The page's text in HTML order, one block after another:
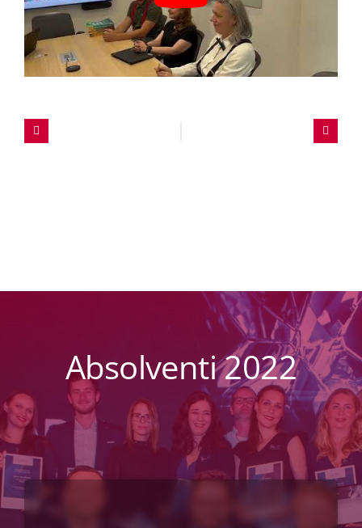
Absolventi 2022